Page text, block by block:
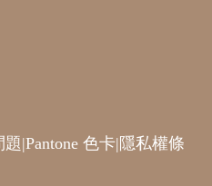
題|Pantone 色卡| 隱私權條